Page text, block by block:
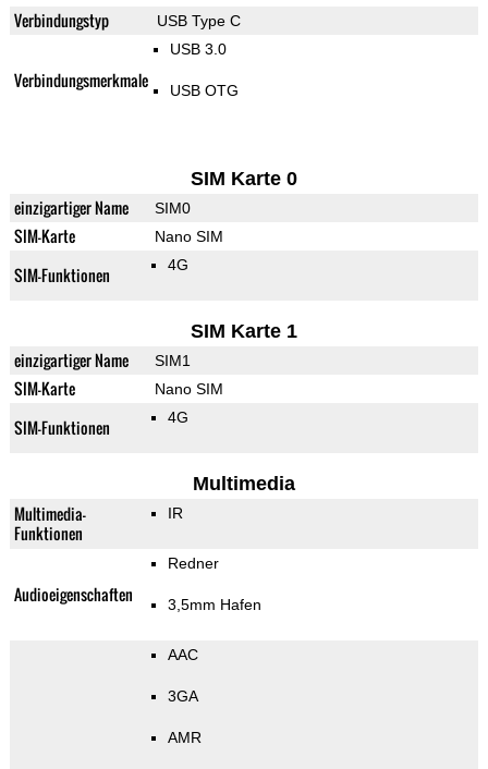
Verbindungstyp USB Type C
Verbindungsmerkmale
USB 3.0
USB OTG
SIM Karte 0
einzigartiger Name SIM0
SIM-Karte Nano SIM
SIM-Funktionen 4G
SIM Karte 1
einzigartiger Name SIM1
SIM-Karte Nano SIM
SIM-Funktionen 4G
Multimedia
Multimedia-
Funktionen
IR
Audioeigenschaften
Redner
3,5mm Hafen
AAC
3GA
AMR